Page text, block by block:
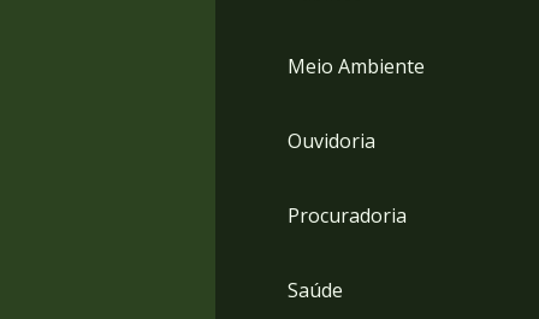
Meio Ambiente
Ouvidoria
Procuradoria
Saúde